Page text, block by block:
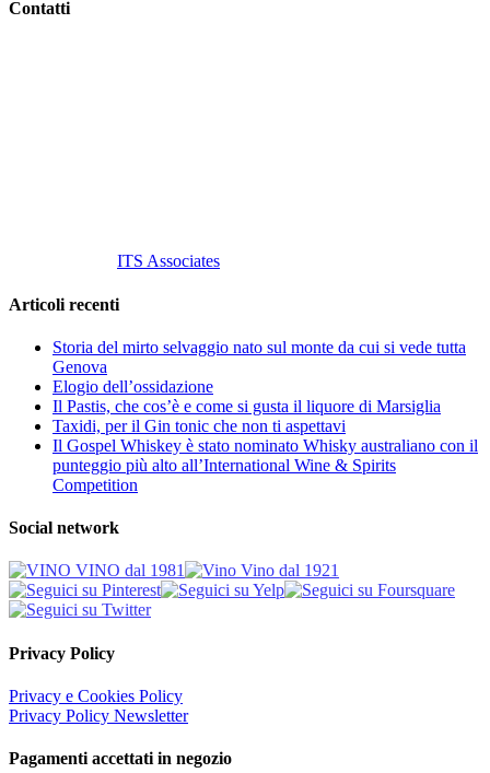
Contatti
ITS Associates
Articoli recenti
Storia del mirto selvaggio nato sul monte da cui si vede tutta
Genova
Elogio dell’ossidazione
Il Pastis, che cos’è e come si gusta il liquore di Marsiglia
Taxidi, per il Gin tonic che non ti aspettavi
Il Gospel Whiskey è stato nominato Whisky australiano con il
punteggio più alto all’International Wine & Spirits
Competition
Social network
Privacy Policy
Privacy e Cookies Policy
Privacy Policy Newsletter
Pagamenti accettati in negozio